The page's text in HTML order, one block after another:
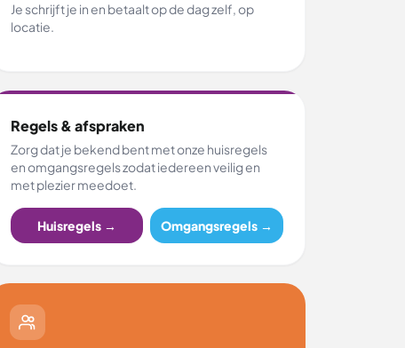
Je schrijft je in en betaalt op de dag zelf, op
locatie.
Regels & afspraken
Zorg dat je bekend bent met onze huisregels
en omgangsregels zodat iedereen veilig en
met plezier meedoet.
Huisregels → Omgangsregels →